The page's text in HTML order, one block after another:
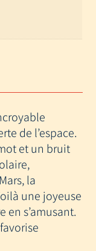
de l’espace.
et un bruit
la
une joyeuse
en s’amusant.